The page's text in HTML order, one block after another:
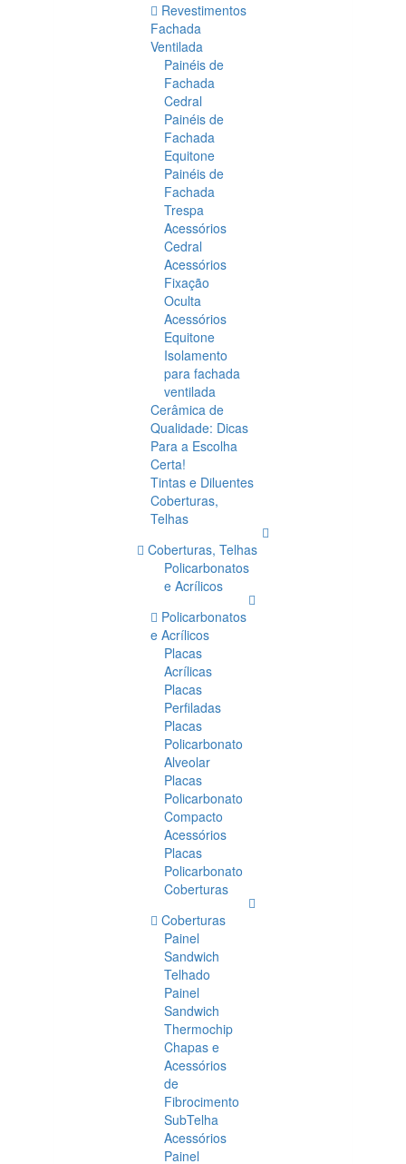
Revestimentos
Fachada
Ventilada
Painéis de
Fachada
Cedral
Painéis de
Fachada
Equitone
Painéis de
Fachada
Trespa
Acessórios
Cedral
Acessórios
Fixação
Oculta
Acessórios
Equitone
Isolamento
para fachada
ventilada
Cerâmica de
Qualidade: Dicas
Para a Escolha
Certa!
Tintas e Diluentes
Coberturas,
Telhas
Coberturas, Telhas
Policarbonatos
e Acrílicos
Policarbonatos
e Acrílicos
Placas
Acrílicas
Placas
Perfiladas
Placas
Policarbonato
Alveolar
Placas
Policarbonato
Compacto
Acessórios
Placas
Policarbonato
Coberturas
Coberturas
Painel
Sandwich
Telhado
Painel
Sandwich
Thermochip
Chapas e
Acessórios
de
Fibrocimento
SubTelha
Acessórios
Painel